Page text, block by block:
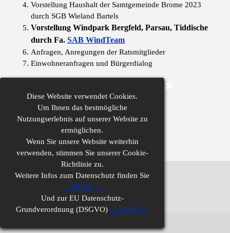
Diese Website verwendet Cookies.
Um Ihnen das bestmögliche
Nutzungserlebnis auf unserer Website zu
ermöglichen.
Wenn Sie unsere Website weiterhin
verwenden, stimmen Sie unserer Cookie-
Richtlinie zu.
Weitere Infos zum Datenschutz finden Sie
---> HIER! <---
Und zur EU Datenschutz-
Grundverordnung (DSGVO) -->HIER!<--
Vorstellung Haushalt der Samtgemeinde Brome 2023
durch SGB Wieland Bartels
Vorstellung Windpark Bergfeld, Parsau, Tiddische
durch Fa. SAB WindTeam
Anfragen, Anregungen der Ratsmitglieder
Einwohneranfragen und Bürgerdialog
Impressum
Datenschutz
Zurück zum Seiteninhalt